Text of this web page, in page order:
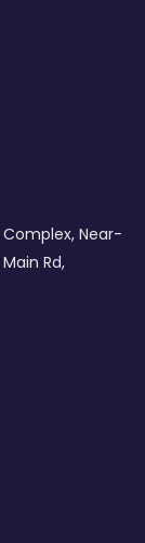
Complex, Near-
Rd,